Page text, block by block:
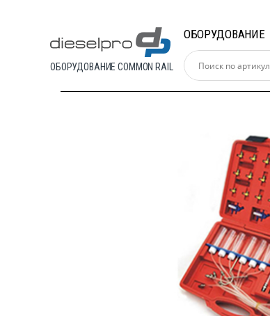
ОБОРУДОВАНИЕ COMMON RAIL
ОБОРУДОВАНИЕ